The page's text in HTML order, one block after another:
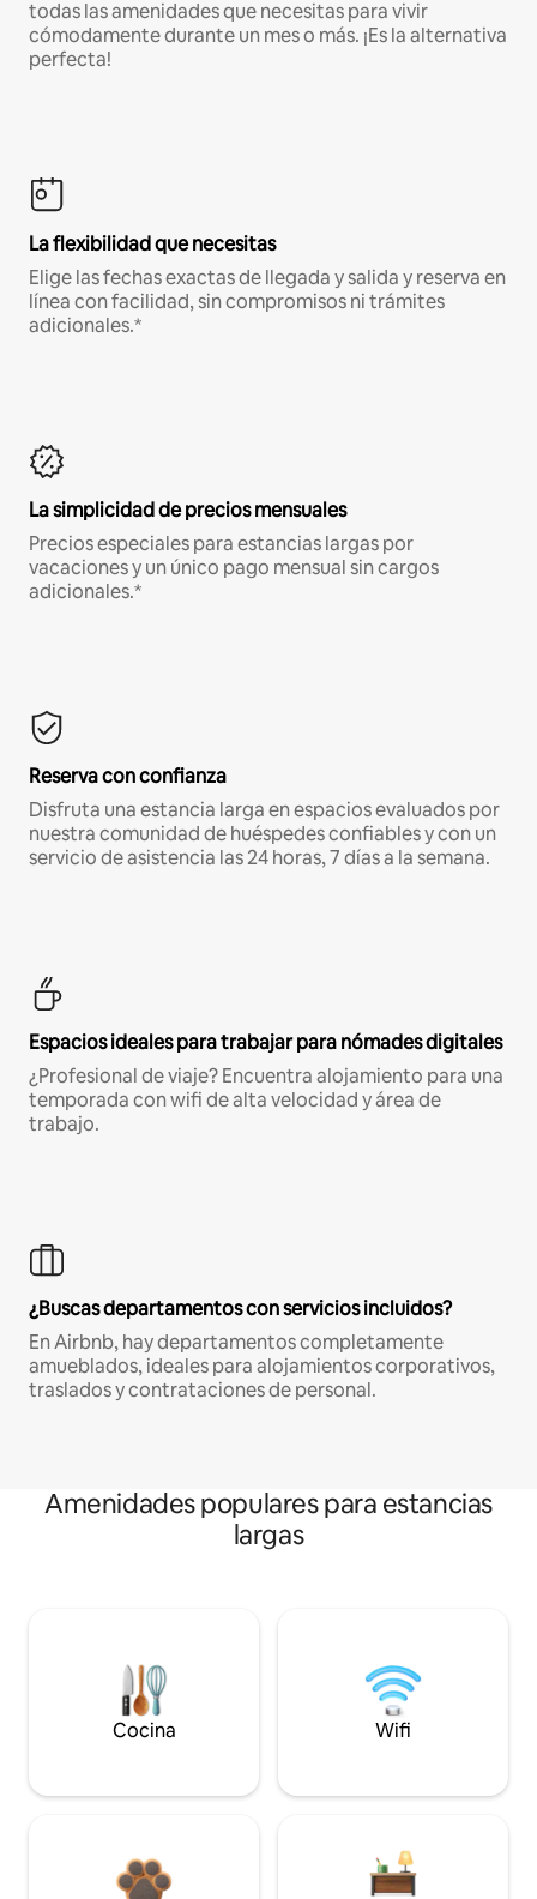
todas las amenidades que necesitas para vivir
cómodamente durante un mes o más. ¡Es la alternativa
perfecta!
La flexibilidad que necesitas
Elige las fechas exactas de llegada y salida y reserva en
línea con facilidad, sin compromisos ni trámites
adicionales.*
La simplicidad de precios mensuales
Precios especiales para estancias largas por
vacaciones y un único pago mensual sin cargos
adicionales.*
Reserva con confianza
Disfruta una estancia larga en espacios evaluados por
nuestra comunidad de huéspedes confiables y con un
servicio de asistencia las 24 horas, 7 días a la semana.
Espacios ideales para trabajar para nómades digitales
¿Profesional de viaje? Encuentra alojamiento para una
temporada con wifi de alta velocidad y área de
trabajo.
¿Buscas departamentos con servicios incluidos?
En Airbnb, hay departamentos completamente
amueblados, ideales para alojamientos corporativos,
traslados y contrataciones de personal.
Amenidades populares para estancias
largas
Cocina Wifi